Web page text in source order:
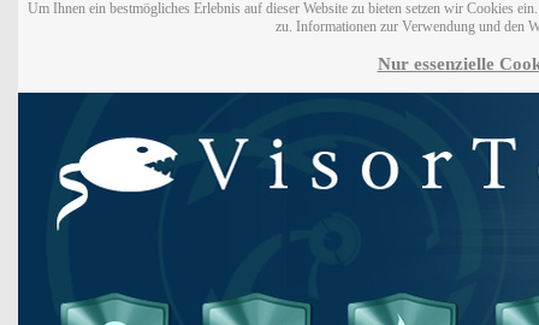
Um Ihnen ein bestmögliches Erlebnis auf dieser Website zu bieten setzen wir Cookies
zu. Informationen zur Verwendung und den
Nur essenzielle